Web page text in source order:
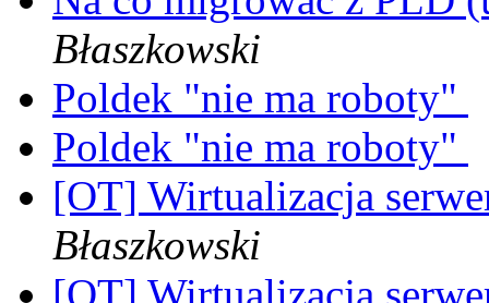
Błaszkowski
Poldek "nie ma roboty"
Poldek "nie ma roboty"
[OT] Wirtualizacja
Błaszkowski